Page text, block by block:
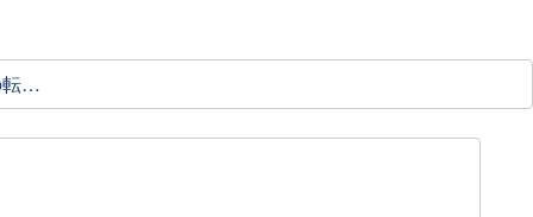
理学療法士の転職ガイド